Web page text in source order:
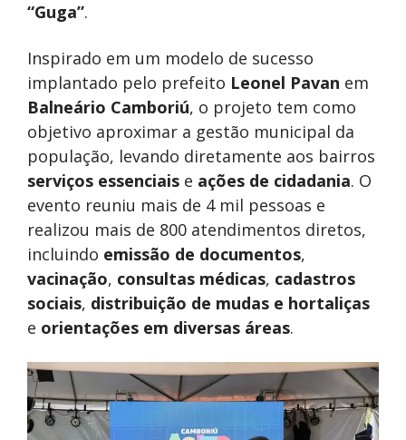
“Guga”.
Inspirado em um modelo de sucesso
implantado pelo prefeito Leonel Pavan em
Balneário Camboriú, o projeto tem como
objetivo aproximar a gestão municipal da
população, levando diretamente aos bairros
serviços essenciais e ações de cidadania. O
evento reuniu mais de 4 mil pessoas e
realizou mais de 800 atendimentos diretos,
incluindo emissão de documentos,
vacinação, consultas médicas, cadastros
sociais, distribuição de mudas e hortaliças
e orientações em diversas áreas.